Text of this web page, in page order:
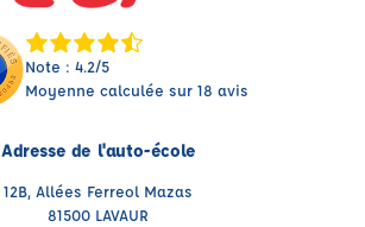
Note : 4.2/5
Moyenne calculée sur 18 avis
Adresse de l'auto-école
12B, Allées Ferreol Mazas
81500 LAVAUR